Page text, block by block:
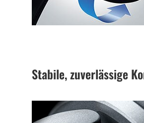
Stabile, zuverlässige